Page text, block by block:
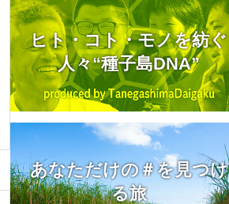
ヒト・コト・モノを紡ぐ
人々“種子島DNA”
あなただけの＃を見つけ
る旅